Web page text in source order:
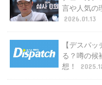
言や人気の
2026.01.13
【デスパ
る？噂の候
想！